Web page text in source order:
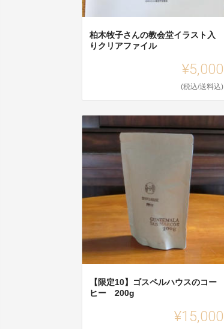
柏木牧子さんの教会堂イラスト入
りクリアファイル
¥5,000
(税込/送料込)
【限定10】ゴスペルハウスのコー
ヒー 200g
¥15,000